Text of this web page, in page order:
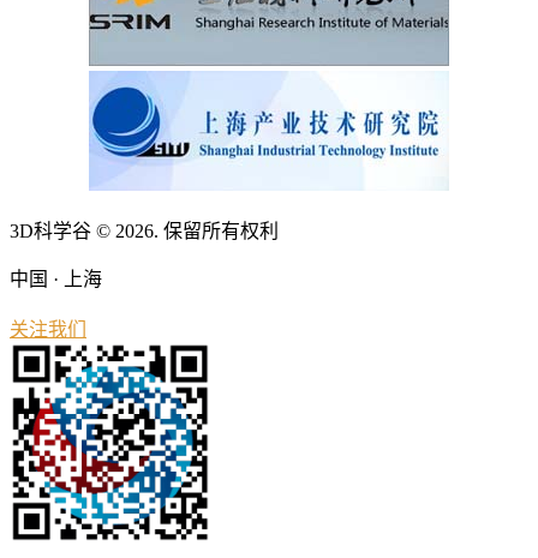
3D科学谷 © 2026. 保留所有权利
中国 · 上海
关注我们